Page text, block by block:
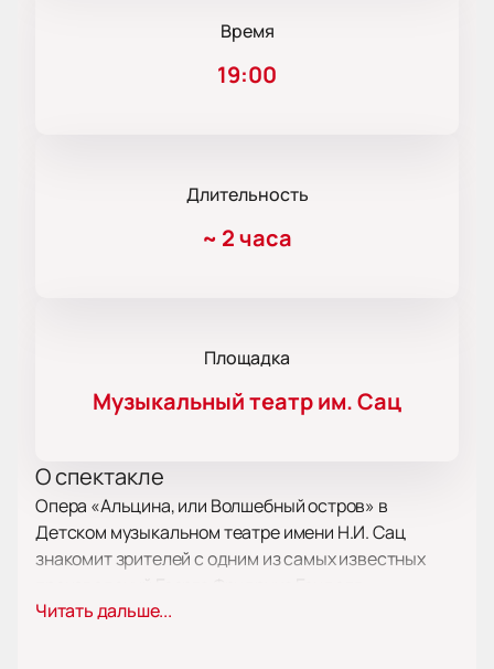
Время
19:00
Длительность
~ 2 часа
Площадка
Музыкальный театр им. Сац
О спектакле
Опера «Альцина, или Волшебный остров» в
Детском музыкальном театре имени Н.И. Сац
знакомит зрителей с одним из самых известных
Постановка создана специально для семейной
Читать дальше...